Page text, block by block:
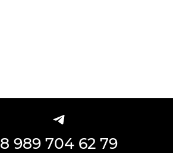
8 989 704 62 79